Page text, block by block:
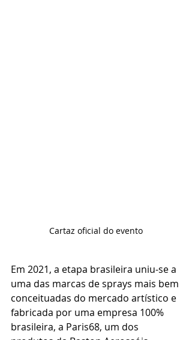
Cartaz oficial do evento
Em 2021, a etapa brasileira uniu-se a
uma das marcas de sprays mais bem
conceituadas do mercado artístico e
fabricada por uma empresa 100%
brasileira, a Paris68, um dos